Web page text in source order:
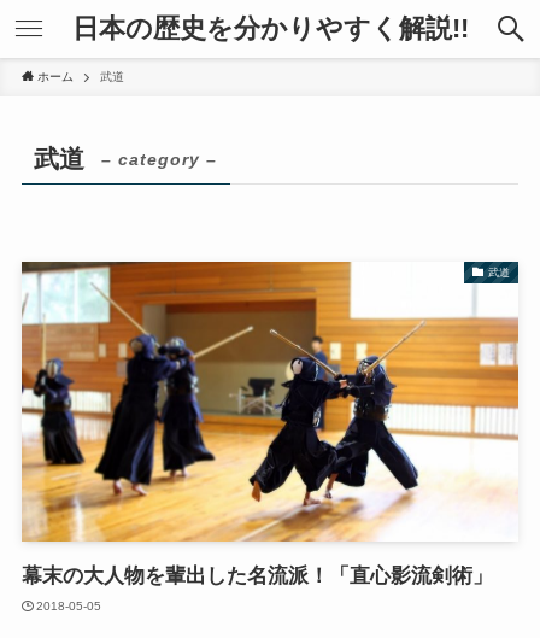
日本の歴史を分かりやすく解説!!
ホーム 武道
武道 – category –
武道
幕末の大人物を輩出した名流派！「直心影流剣術」
2018-05-05